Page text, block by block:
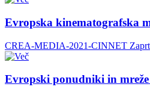
Evropska kinematografska
CREA-MEDIA-2021-CINNET Zaprt
Evropski ponudniki in